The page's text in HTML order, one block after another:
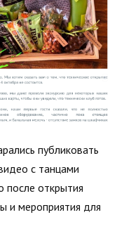
публиковать
c танцами
после открытия
и мероприятия для